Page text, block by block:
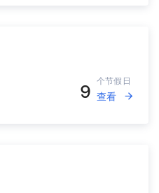
9 个节假日
查看